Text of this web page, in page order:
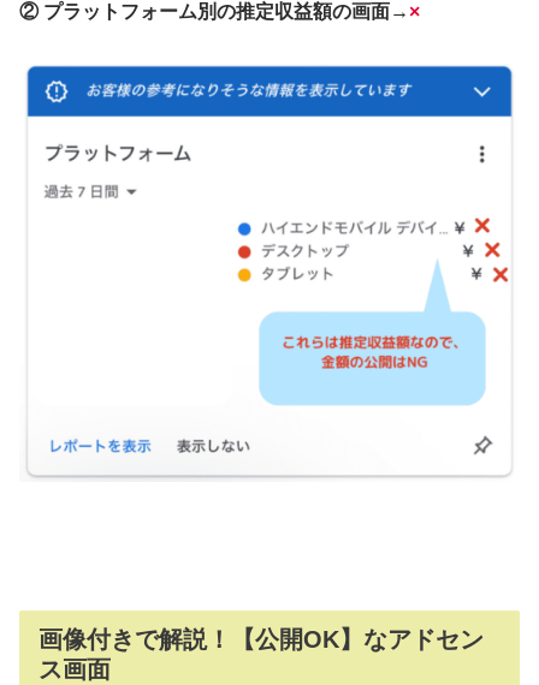
② プラットフォーム別の推定収益額の画面→×
画像付きで解説！【公開OK】なアドセン
ス画面